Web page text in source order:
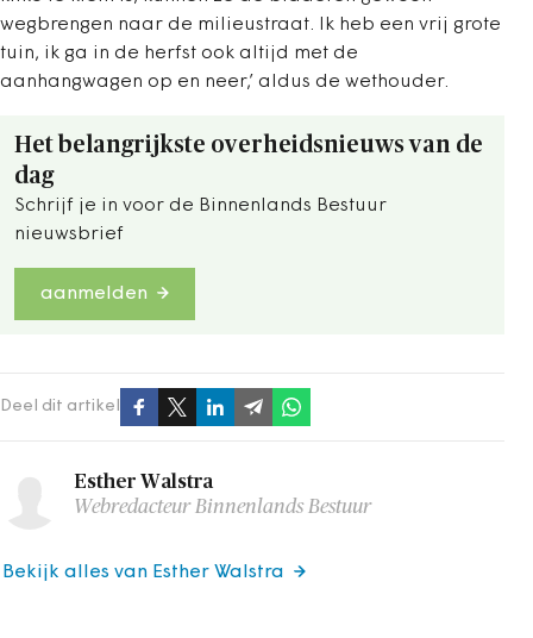
wegbrengen naar de milieustraat. Ik heb een vrij grote
tuin, ik ga in de herfst ook altijd met de
aanhangwagen op en neer,’ aldus de wethouder.
Het belangrijkste overheidsnieuws van de
dag
Schrijf je in voor de Binnenlands Bestuur
nieuwsbrief
aanmelden
Deel dit artikel
Esther Walstra
Webredacteur Binnenlands Bestuur
Bekijk alles van Esther Walstra